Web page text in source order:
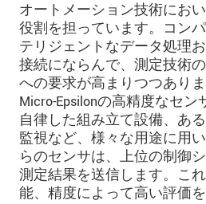
オートメーション技術にお
役割を担っています。コン
テリジェントなデータ処理
接続にならんで、測定技術
への要求が高まりつつありま
Micro-Epsilonの高精度なセン
自律した組み立て設備、あ
監視など、様々な用途に用
らのセンサは、上位の制御
測定結果を送信します。こ
能、精度によって高い評価を